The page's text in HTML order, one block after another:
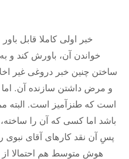
خبر اولی کاملا قابل
خواندن آن، باورش کند و
ساختن چنین خبر دروغی غیر
و مرض داشتن سازنده آن.
است که طنزآمیز است.
باشد اما کسی که آن را
پسِ آن نقد کارهای آقای نبوی
هوش متوسط هم احتمالا از